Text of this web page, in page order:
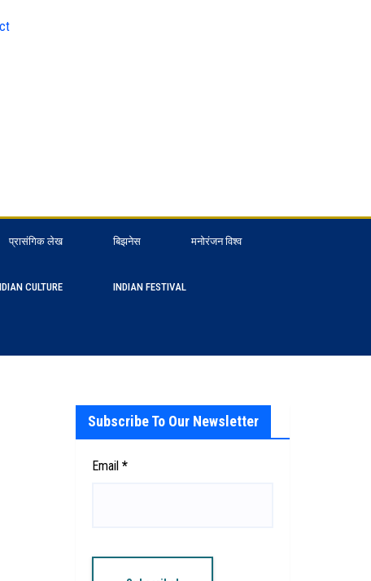
प्रासंगिक लेख बिझनेस मनोरंजन विश्व
CULTURE INDIAN FESTIVAL
Subscribe To Our Newsletter
Email *